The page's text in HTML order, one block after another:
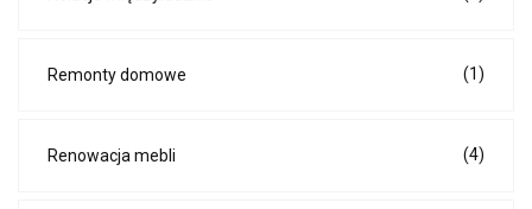
Remonty domowe (1)
Renowacja mebli (4)